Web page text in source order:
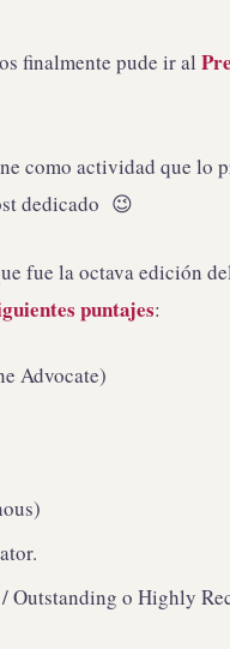
finalmente pude ir al
como actividad que lo
dedicado 😉
fue la octava edición
puntajes:
Advocate)
o Highly